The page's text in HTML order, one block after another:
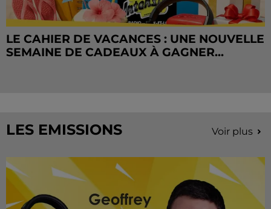
LE CAHIER DE VACANCES : UNE NOUVELLE
SEMAINE DE CADEAUX À GAGNER...
LES EMISSIONS Voir plus